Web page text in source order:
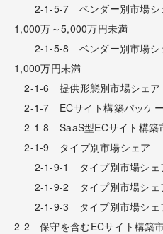
2-1-5-7 ベンダー別市場シ
1,000万～5,000万円未満
2-1-5-8 ベンダー別市場シ
1,000万円未満
2-1-6 提供形態別市場シェア
2-1-7 ECサイト構築パッケ
2-1-8 SaaS型ECサイト構築
2-1-9 タイプ別市場シェア
2-1-9-1 タイプ別市場シェ
2-1-9-2 タイプ別市場シェ
2-1-9-3 タイプ別市場シェ
2-2 保守を含むECサイト構築